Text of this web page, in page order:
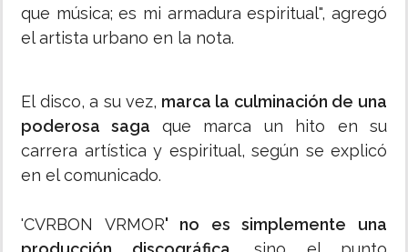
que música; es mi armadura espiritual", agregó
el artista urbano en la nota.
El disco, a su vez, marca la culminación de una
poderosa saga que marca un hito en su
carrera artística y espiritual, según se explicó
en el comunicado.
'CVRBON VRMOR' no es simplemente una